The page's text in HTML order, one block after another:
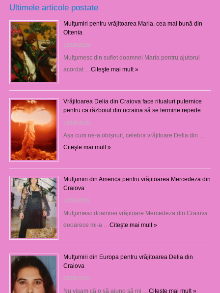
Ultimele articole postate
Mulţumiri pentru vrăjitoarea Maria, cea mai bună din
Oltenia
10/08/2026
Mulţumesc din suflet doamnei Maria pentru ajutorul
acordat … Citeşte mai mult »
Vrăjitoarea Delia din Craiova face ritualuri puternice
pentru ca războiul din ucraina să se termine repede
10/08/2026
Așa cum ne-a obișnuit, celebra vrăjitoare Delia din …
Citeşte mai mult »
Mulţumiri din America pentru vrăjitoarea Mercedeza din
Craiova
10/08/2026
Mulţumesc doamnei vrăjitoare Mercedeza din Craiova
deoarece mi-a … Citeşte mai mult »
Mulţumiri din Europa pentru vrăjitoarea Delia din
Craiova
09/08/2026
Nu visam că o să ajung să mi … Citeşte mai mult »